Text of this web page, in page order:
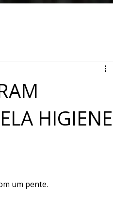
HIGIENE
um pente.